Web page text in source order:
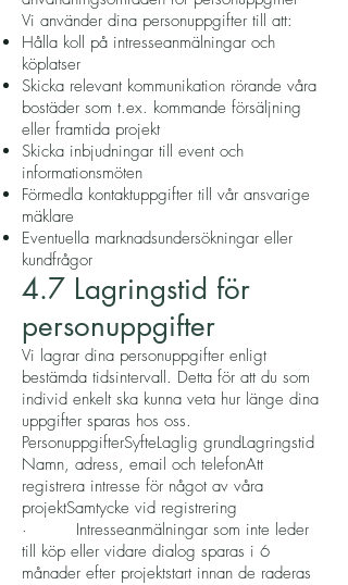
Vi använder dina personuppgifter till att:
Hålla koll på intresseanmälningar och
köplatser
Skicka relevant kommunikation rörande våra
bostäder som t.ex. kommande försäljning
eller framtida projekt
Skicka inbjudningar till event och
informationsmöten
Förmedla kontaktuppgifter till vår ansvarige
mäklare
Eventuella marknadsundersökningar eller
kundfrågor
4.7 Lagringstid för
personuppgifter
Vi lagrar dina personuppgifter enligt
bestämda tidsintervall. Detta för att du som
individ enkelt ska kunna veta hur länge dina
uppgifter sparas hos oss.
PersonuppgifterSyfteLaglig grundLagringstid
Namn, adress, email och telefonAtt
registrera intresse för något av våra
projektSamtycke vid registrering
· Intresseanmälningar som inte leder
till köp eller vidare dialog sparas i 6
månader efter projektstart innan de raderas